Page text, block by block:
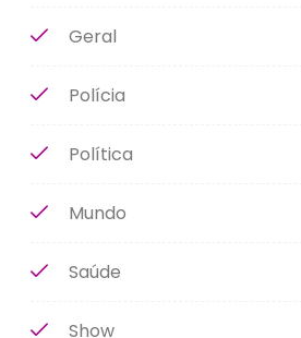
Geral
Polícia
Política
Mundo
Saúde
Show